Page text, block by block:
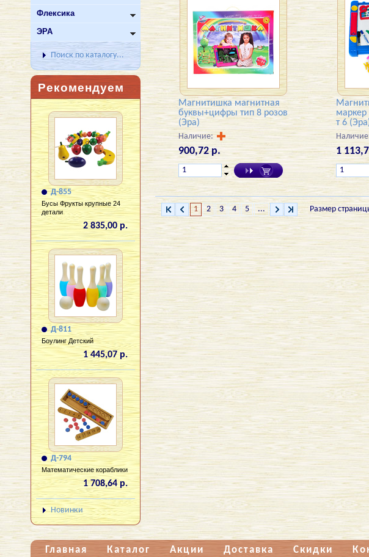
Флексика
ЭРА
Поиск по каталогу...
Рекомендуем
Д-855
Бусы Фрукты крупные 24
детали
2 835,00 р.
Д-811
Боулинг Детский
1 445,07 р.
Д-794
Математические кораблики
1 708,64 р.
Новинки
Магнитишка магнитная
буквы+цифры тип 8 розов
(Эра)
Наличие:
900,72 р.
т 6
1
1 2 3 4 5 ... Размер
Главная Каталог Акции Доставка Скидки